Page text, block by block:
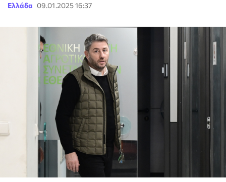
Ελλάδα 09.01.2025 16:37